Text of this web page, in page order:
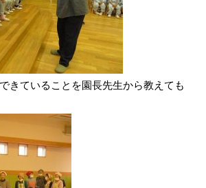
きていることを園長先生から教えても